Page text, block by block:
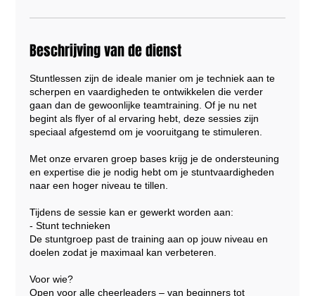
Beschrijving van de dienst
Stuntlessen zijn de ideale manier om je techniek aan te
scherpen en vaardigheden te ontwikkelen die verder
gaan dan de gewoonlijke teamtraining. Of je nu net
begint als flyer of al ervaring hebt, deze sessies zijn
speciaal afgestemd om je vooruitgang te stimuleren.
Met onze ervaren groep bases krijg je de ondersteuning
en expertise die je nodig hebt om je stuntvaardigheden
naar een hoger niveau te tillen.
Tijdens de sessie kan er gewerkt worden aan:
- Stunt technieken
De stuntgroep past de training aan op jouw niveau en
doelen zodat je maximaal kan verbeteren.
Voor wie?
Open voor alle cheerleaders – van beginners tot